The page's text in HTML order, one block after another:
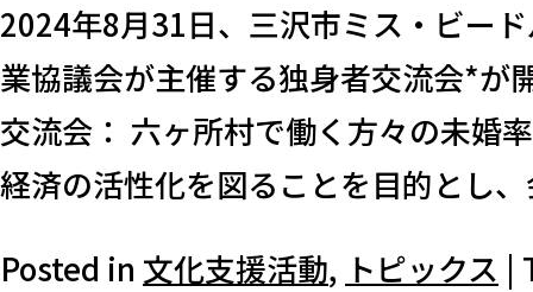
2024年8月31日、三沢市ミス・ビー
業協議会が主催する独⾝者交流会*が
交流会： 六ヶ所村で働く方々の未婚
経済の活性化を図ることを目的とし
Posted in 文化支援活動, トピックス |